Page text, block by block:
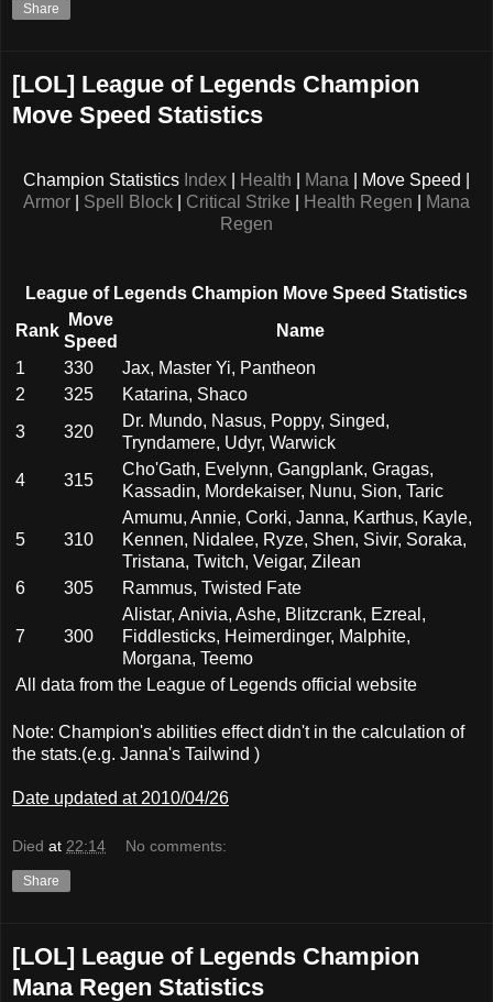
Share
[LOL] League of Legends Champion
Move Speed Statistics
Champion Statistics Index Health Mana | Move Speed |
Armor
Spell Block Critical Strike Health Regen
Mana
Regen
League of Legends Champion Move Speed Statistics
Rank
Move
Speed
Name
All data from the League of Legends official website
1 330
Jax, Master Yi, Pantheon
2
325
Katarina, Shaco
3
320
Dr. Mundo, Nasus, Poppy, Singed,
Tryndamere, Udyr, Warwick
4
315
Cho'Gath, Evelynn, Gangplank, Gragas,
Kassadin, Mordekaiser, Nunu, Sion, Taric
5 310
Amumu, Annie, Corki, Janna, Karthus, Kayle,
Kennen, Nidalee, Ryze, Shen, Sivir, Soraka,
Tristana, Twitch, Veigar, Zilean
6
305 Rammus, Twisted Fate
7 300
Alistar, Anivia, Ashe, Blitzcrank, Ezreal,
Fiddlesticks, Heimerdinger, Malphite,
Morgana, Teemo
Note: Champion's abilities effect didn't in the calculation of
the stats.(e.g. Janna's Tailwind )
Date updated at 2010/04/26
Died at 22:14 No comments:
Share
[LOL] League of Legends Champion
Mana Regen Statistics